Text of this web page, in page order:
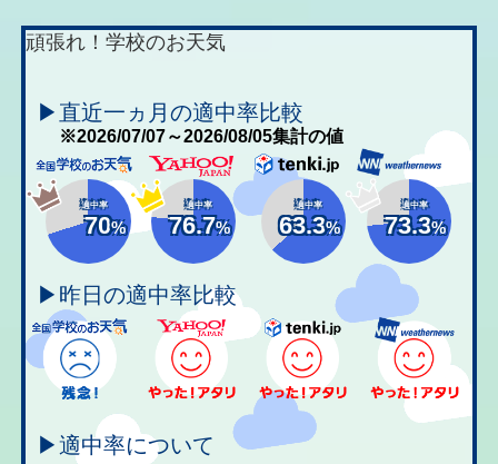
頑張れ！学校のお天気
▶直近一ヵ月の適中率比較
※2026/07/07～2026/08/05集計の値
適中率
70%
適中率
76.7%
適中率
63.3%
適中率
73.3%
▶昨日の適中率比較
▶適中率について